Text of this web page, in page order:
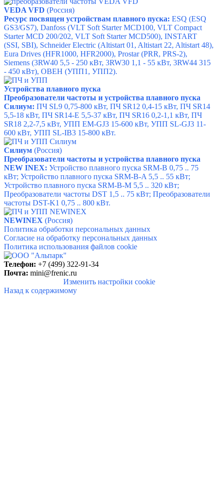
VEDA VFD (Россия)
Ресурс посвящен устройствам плавного пуска: ESQ (ESQ
GS3/GS7), Danfoss (VLT Soft Starter MCD100, VLT Compact
Starter MCD 200/202, VLT Soft Starter MCD500), INSTART
(SSI, SBI), Schneider Electric (Altistart 01, Altistart 22, Altistart 48),
Eura Drives (HFR1000, HFR2000), Prostar (PRR, PRS-2),
Siemens (3RW40 5,5 - 250 кВт, 3RW30 1,1 - 55 кВт, 3RW44 315
- 450 кВт), ОВЕН (УПП1, УПП2).
Устройства плавного пуска
Преобразователи частоты и устройства плавного пуска
Силиум: ПЧ SL9 0,75-800 кВт, ПЧ SR12 0,4-15 кВт, ПЧ SR14
5,5-18 кВт, ПЧ SR14-E 5,5-37 кВт, ПЧ SR16 0,2-1,1 кВт, ПЧ
SR18 2,2-7,5 кВт, УПП EM-GJ3 15-600 кВт, УПП SL-GJ3 11-
600 кВт, УПП SL-IB3 15-800 кВт.
Силиум (Россия)
Преобразователи частоты и устройства плавного пуска
NEW INEX: Устройство плавного пуска SRM-B 0,75 .. 75
кВт; Устройство плавного пуска SRM-B-A 5,5 .. 55 кВт;
Устройство плавного пуска SRM-B-M 5,5 .. 320 кВт;
Преобразователи частоты DST 1,5 .. 75 кВт; Преобразователи
частоты DST-K1 0,75 .. 800 кВт.
NEWINEX (Россия)
Политика обработки персональных данных
Согласие на обработку персональных данных
Политика использования файлов cookie
Телефон: +7 (499) 322-91-34
Почта: mini@frenic.ru
Изменить настройки cookie
Назад к содержимому